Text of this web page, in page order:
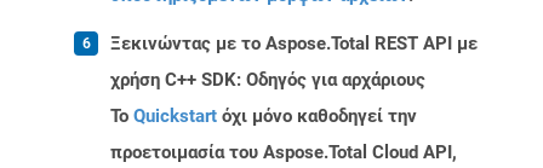
Ξεκινώντας με το Aspose.Total REST API με
χρήση C++ SDK: Οδηγός για αρχάριους
Το Quickstart όχι μόνο καθοδηγεί την
προετοιμασία του Aspose.Total Cloud API,